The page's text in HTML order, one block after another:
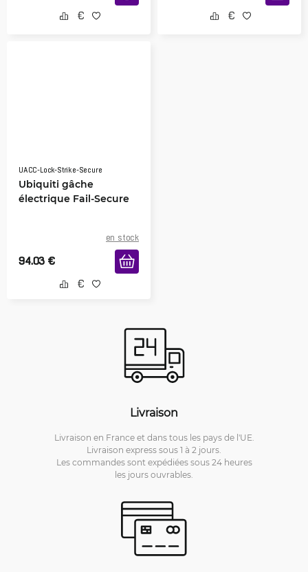
UACC-Lock-Strike-Secure
Ubiquiti gâche
électrique Fail-Secure
en stock
94.03 €
Livraison
Livraison en France et dans tous les pays de l'UE.
Livraison express sous 1 à 2 jours.
Les commandes sont expédiées sous 24 heures
les jours ouvrables.